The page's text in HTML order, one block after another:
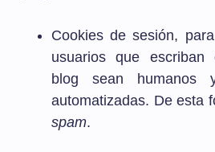
Cookies de sesión,
usuarios que escriban
blog sean humanos
automatizadas. De esta
spam.